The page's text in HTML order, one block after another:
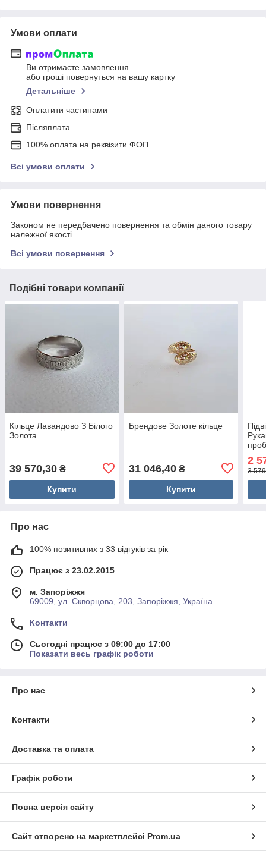
Умови оплати
Ви отримаєте замовлення
або гроші повернуться на вашу картку
Детальніше
Оплатити частинами
Післяплата
100% оплата на реквізити ФОП
Всі умови оплати
Умови повернення
Законом не передбачено повернення та обмін даного товару
належної якості
Всі умови повернення
Подібні товари компанії
Кільце Лавандово З Білого
Золота
39 570,30 ₴
Купити
Брендове Золоте кільце
31 046,40₴
Купити
2
3
Про нас
100% позитивних з 33 відгуків за рік
Працює з 23.02.2015
м. Запоріжжя
69009, ул. Скворцова, 203, Запоріжжя, Україна
Контакти
Сьогодні працює з 09:00 до 17:00
Показати весь графік роботи
Про нас
Контакти
Доставка та оплата
Графік роботи
Повна версія сайту
Сайт створено на маркетплейсі Prom.ua